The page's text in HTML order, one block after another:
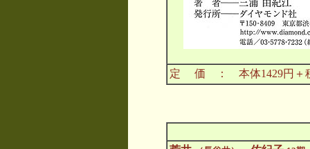
定 価 ： 本体1429円＋